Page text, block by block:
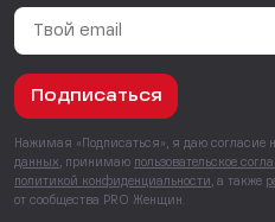
Подписаться
Нажимая «Подписаться», я даю согласие
данных , принимаю пользовательское
политикой конфиденциальности , а также
от сообщества PRO Женщин.